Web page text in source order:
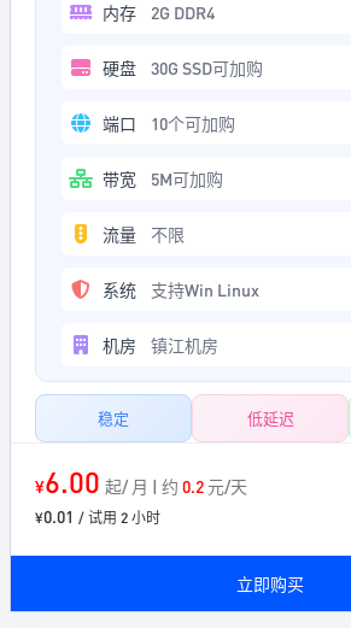
内存 2G DDR4
硬盘 30G SSD可加购
端口 10个可加购
带宽 5M可加购
流量 不限
系统 支持Win Linux
机房 镇江机房
稳定 低延迟
¥6.00 起/ 月 | 约 0.2元/天
¥0.01 / 试用 2 小时
立即购买